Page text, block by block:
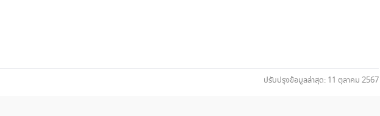
ปรับปรุงข้อมูลล่าสุด: 11 ตุลาคม 2567